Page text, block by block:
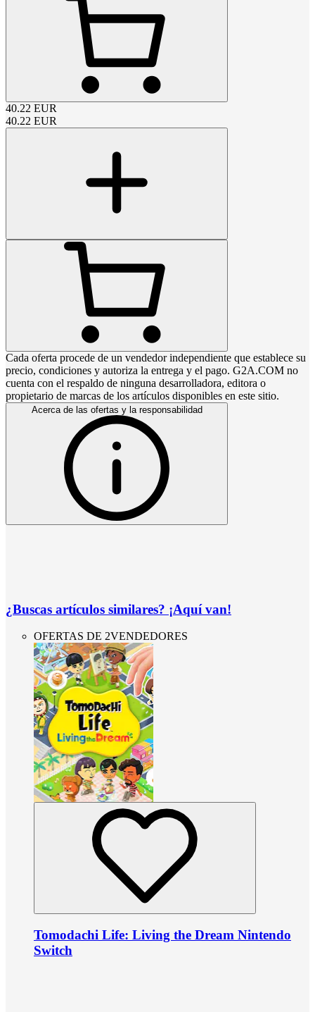
40.22 EUR
40.22 EUR
Cada oferta procede de un vendedor independiente que establece su
precio, condiciones y autoriza la entrega y el pago. G2A.COM no
cuenta con el respaldo de ninguna desarrolladora, editora o
propietario de marcas de los artículos disponibles en este sitio.
Acerca de las ofertas y la responsabilidad
¿Buscas artículos similares? ¡Aquí van!
OFERTAS DE 2VENDEDORES
Tomodachi Life: Living the Dream Nintendo
Switch